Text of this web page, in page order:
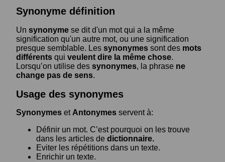
Synonyme définition
Un synonyme se dit d'un mot qui a la même
signification qu'un autre mot, ou une signification
presque semblable. Les synonymes sont des mots
différents qui veulent dire la même chose.
Lorsqu’on utilise des synonymes, la phrase ne
change pas de sens.
Usage des synonymes
Synonymes et Antonymes servent à:
Définir un mot. C’est pourquoi on les trouve
dans les articles de dictionnaire.
Eviter les répétitions dans un texte.
Enrichir un texte.